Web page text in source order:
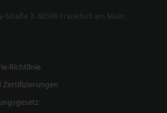
Straße 3, 60549 Frankfurt am Main,
Richtlinie